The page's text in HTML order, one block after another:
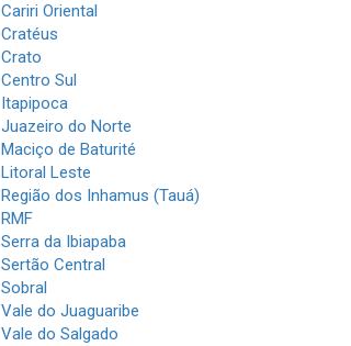
Cariri Oriental
Cratéus
Crato
Centro Sul
Itapipoca
Juazeiro do Norte
Maciço de Baturité
Litoral Leste
Região dos Inhamus (Tauá)
RMF
Serra da Ibiapaba
Sertão Central
Sobral
Vale do Juaguaribe
Vale do Salgado